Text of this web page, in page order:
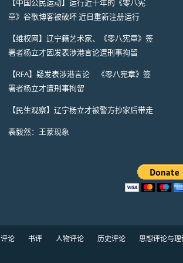
【中国公民运动】运行近十年的《零八宪
章》谷歌博客被破坏 近日重新注册运行
【维权网】辽宁籍艺术家、《零八宪章》签
署者杨立才因发表涉港言论遭刑事拘留
【RFA】疑发表涉港言论 《零八宪章》签
署者杨立才遭刑事拘留
【民生观察】辽宁杨立才被警方抄家后带走
裴毅然：王蒙现象
评论 书评 人物评论 历史评论 思想评论与